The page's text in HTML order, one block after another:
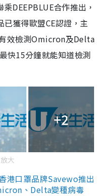
DEEPBLUE合作推出，
獲得歐盟CE認證，主
效檢測Omicron及Delta
快15分鐘就能知道檢測
+2
大
港口罩品牌Savewo推出
、Delta變種病毒